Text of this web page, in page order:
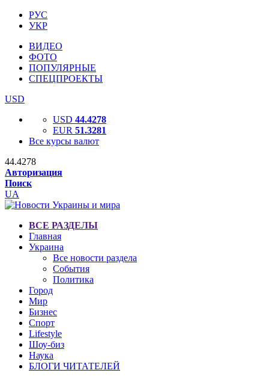
РУС
УКР
ВИДЕО
ФОТО
ПОПУЛЯРНЫЕ
СПЕЦПРОЕКТЫ
USD
USD 44.4278
EUR 51.3281
Все курсы валют
44.4278
Авторизация
Поиск
UA
ВСЕ РАЗДЕЛЫ
Главная
Украина
Все новости раздела
События
Политика
Город
Мир
Бизнес
Спорт
Lifestyle
Шоу-биз
Наука
БЛОГИ ЧИТАТЕЛЕЙ